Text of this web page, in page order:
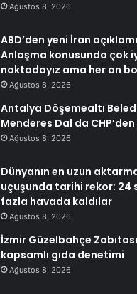
Ağustos 8, 2026
ABD’den yeni İran
Anlaşma konusunda çok
noktadayız ama her an
Ağustos 8, 2026
Antalya Döşemealtı
Menderes Dal da
Ağustos 8, 2026
Dünyanın en uzun
uçuşunda tarihi rekor: 24
fazla havada kaldılar
Ağustos 8, 2026
İzmir Güzelbahçe
kapsamlı gıda denetimi
Ağustos 8, 2026